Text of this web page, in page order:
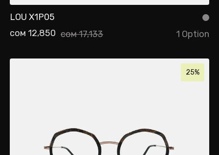
LOU X1P05
сом 12,850 сом 17,133 1 Option
25%